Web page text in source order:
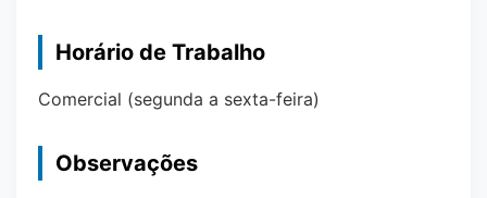
Horário de Trabalho
Comercial (segunda a sexta-feira)
Observações